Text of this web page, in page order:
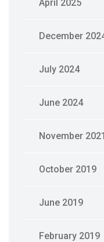
April 2025
December
July 2024
June 2024
November 2021
October 2019
June 2019
February 2019